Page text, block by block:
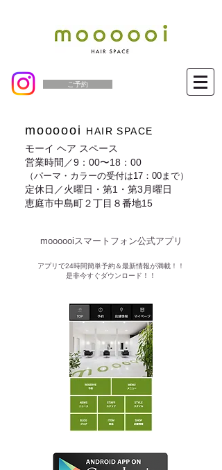
ご予約
moooooi
HAIR SPACE
モーイ ヘア スペース
営業時間／9：00〜18：00
（パーマ・カラーの受付は17：00まで）
定休日／火曜日・第1・第3月曜日
恵庭市中島町２丁目８番地15
moooooiスマートフォン公式アプリ​
​アプリで24時間簡単予約＆最新情報が満載！！
是非今すぐダウンロード！！